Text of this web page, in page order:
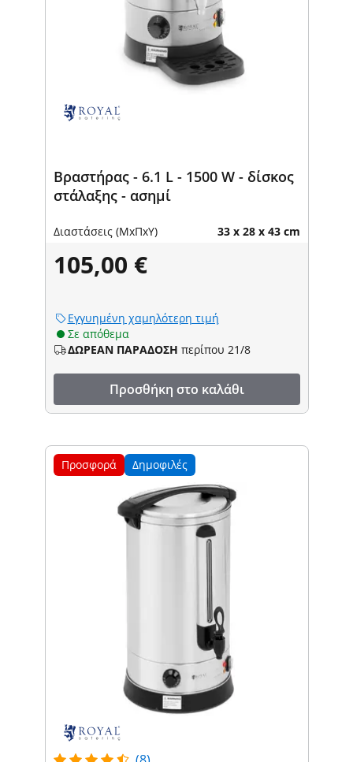
Βραστήρας - 6.1 L - 1500 W - δίσκος
στάλαξης - ασημί
Διαστάσεις (ΜxΠxΥ) 33 x 28 x 43 cm
105,00 €
Εγγυημένη χαμηλότερη τιμή
Σε απόθεμα
ΔΩΡΕΑΝ ΠΑΡΑΔΟΣΗ περίπου 21/8
Προσθήκη στο καλάθι
Προσφορά Δημοφιλές